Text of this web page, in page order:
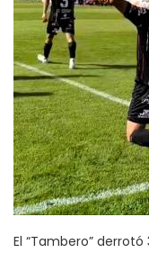
El “Tambero”